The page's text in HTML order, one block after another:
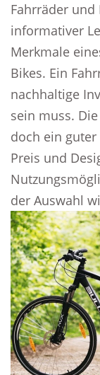
Fahrräder und
informativer
Merkmale
Bikes. Ein
nachhaltige
sein muss.
doch ein
Preis und
der Auswahl